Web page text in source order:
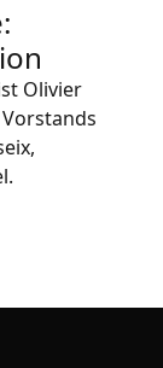
Olivier